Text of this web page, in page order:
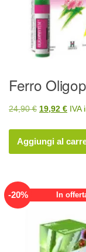
Ferro
24,90€ Il
originale
era:
19,92 €Il
è:
IVA
Aggiungi al
-20% In